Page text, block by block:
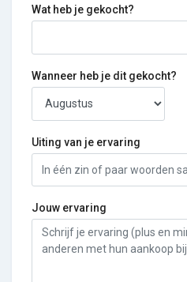
Wat heb je gekocht?
Wanneer heb je dit gekocht?
Uiting van je ervaring
Jouw ervaring